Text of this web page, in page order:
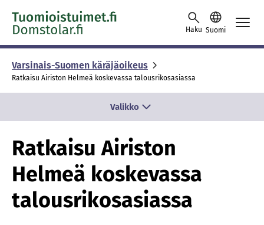
Skip to content -saavutettavuusohje
Haku Suomi
Varsinais-Suomen käräjäoikeus
Ratkaisu Airiston Helmeä koskevassa talousrikosasiassa
Valikko
Ratkaisu Airiston
Helmeä koskevassa
talousrikosasiassa